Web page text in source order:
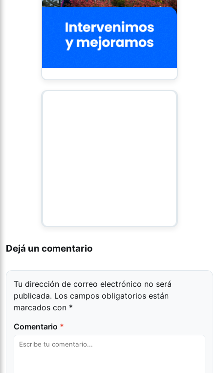
Dejá un comentario
Tu dirección de correo electrónico no será
publicada. Los campos obligatorios están
marcados con *
Comentario *